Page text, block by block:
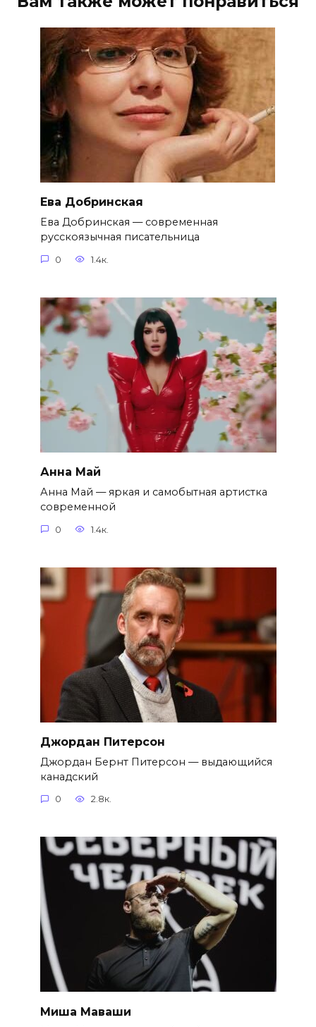
Ева Добринская
Ева Добринская — современная
русскоязычная писательница
0 1.4к.
Анна Май
Анна Май — яркая и самобытная артистка
современной
0 1.4к.
Джордан Питерсон
Джордан Бернт Питерсон — выдающийся
канадский
0 2.8к.
Миша Маваши